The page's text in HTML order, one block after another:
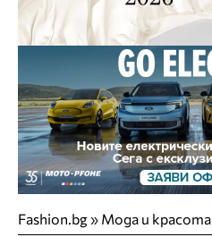
Fashion.bg» Мода и красота